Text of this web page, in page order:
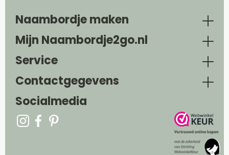
Naambordje maken
Mijn Naambordje2go.nl
Service
Contactgegevens
Socialmedia